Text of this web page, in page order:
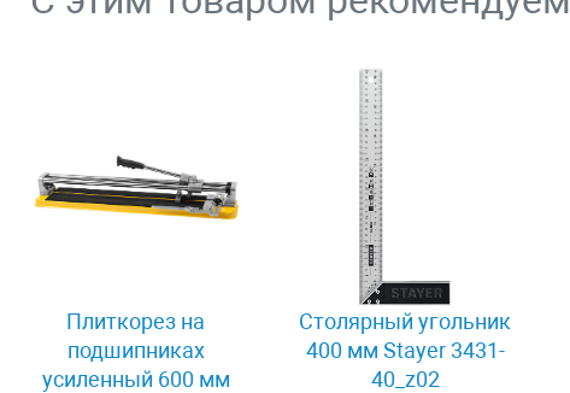
Плиткорез на
подшипниках
усиленный 600 мм
Столярный угольник
400 мм Stayer 3431-
40_z02